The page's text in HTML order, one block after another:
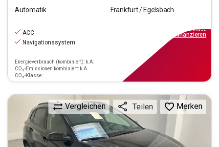
Automatik
Frankfurt / Egelsbach
ACC
Navigationssystem
Energieverbrauch (kombiniert): k.A.
CO₂-Emissionen kombiniert: k.A.
CO₂-Klasse:
inkl.MwSt.
finanzieren
Vergleichen Teilen Merken